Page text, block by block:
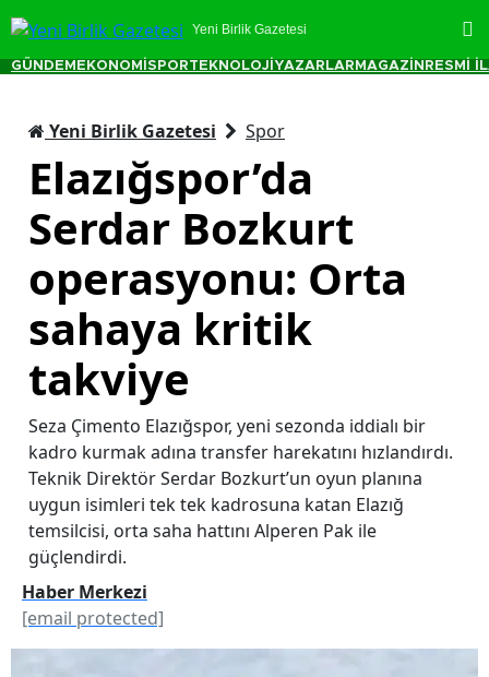
Yeni Birlik Gazetesi
GÜNDEM EKONOMİ SPORTEKNOLOJİ YAZARLAR MAGAZİN RESMİ
Yeni Birlik Gazetesi Spor
Elazığspor’da
Serdar Bozkurt
operasyonu: Orta
sahaya kritik
takviye
Seza Çimento Elazığspor, yeni sezonda iddialı bir
kadro kurmak adına transfer harekatını hızlandırdı.
Teknik Direktör Serdar Bozkurt’un oyun planına
uygun isimleri tek tek kadrosuna katan Elazığ
temsilcisi, orta saha hattını Alperen Pak ile
güçlendirdi.
Haber Merkezi
[email protected]